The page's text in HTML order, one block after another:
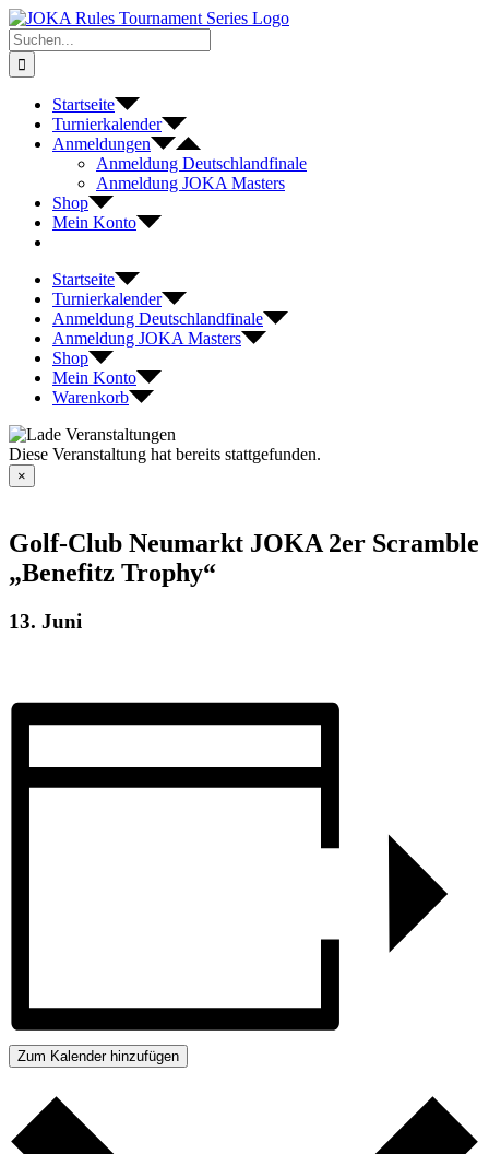
Zum
Inhalt
springen
Suche
nach:
Startseite
Turnierkalender
Anmeldungen
Anmeldung Deutschlandfinale
Anmeldung JOKA Masters
Shop
Mein Konto
Startseite
Turnierkalender
Anmeldung Deutschlandfinale
Anmeldung JOKA Masters
Shop
Mein Konto
Warenkorb
Diese Veranstaltung hat bereits stattgefunden.
×
Golf-Club Neumarkt JOKA 2er Scramble
„Benefitz Trophy“
13. Juni
Zum Kalender hinzufügen